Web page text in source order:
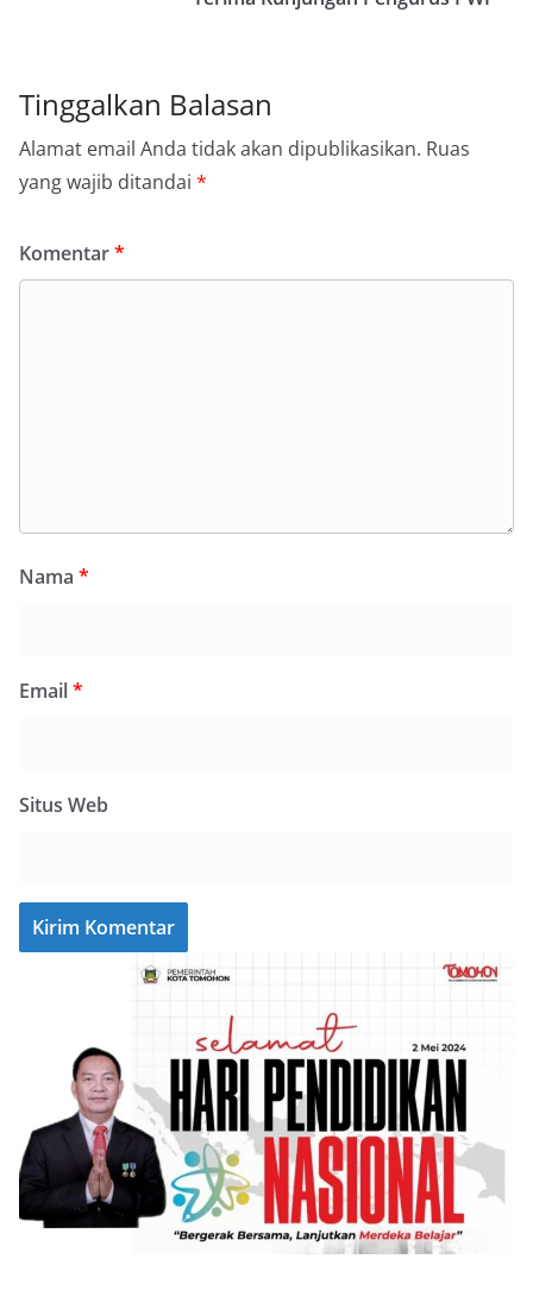
Tinggalkan Balasan
Alamat email Anda tidak akan dipublikasikan. Ruas
yang wajib ditandai *
Komentar*
Nama *
Email*
Situs Web